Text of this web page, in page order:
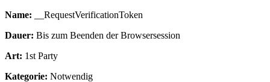
Name: __RequestVerificationToken
Dauer: Bis zum Beenden der Browsersession
Art: 1st Party
Kategorie: Notwendig